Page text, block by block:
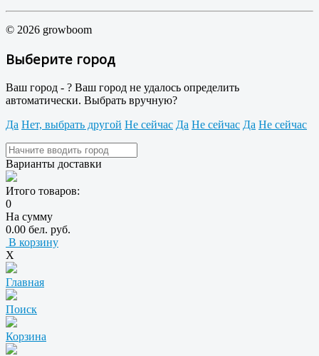
© 2026 growboom
Выберите город
Ваш город - ? Ваш город не удалось определить
автоматически. Выбрать вручную?
Да Нет, выбрать другой Не сейчас Да Не сейчас Да Не сейчас
Варианты доставки
Итого товаров:
0
На сумму
0.00 бел. руб.
В корзину
X
Главная
Поиск
Корзина